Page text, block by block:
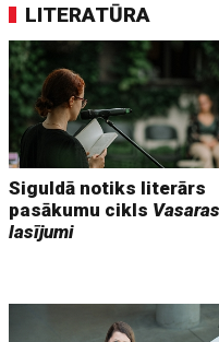
LITERATŪRA
Siguldā notiks literārs
pasākumu cikls Vasaras
lasījumi